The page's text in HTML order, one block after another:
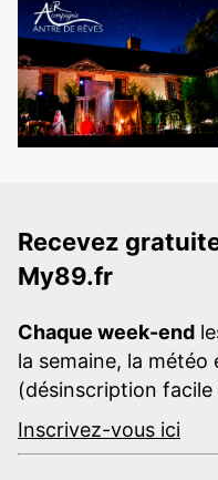
Recevez
My89.fr
Chaque week-end
la semaine, la météo
(désinscription facile
Inscrivez-vous ici